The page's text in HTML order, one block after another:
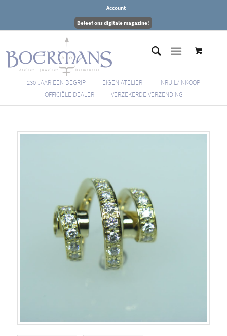
Account
Beleef ons digitale magazine!
230 JAAR EEN BEGRIP EIGEN ATELIER
INRUIL/INKOOP
OFFICIËLE DEALER
VERZEKERDE VERZENDING